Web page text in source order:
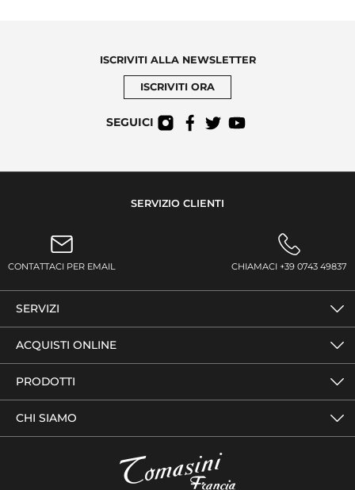
ISCRIVITI ALLA NEWSLETTER
ISCRIVITI ORA
SEGUICI
SERVIZIO CLIENTI
CONTATTACI PER EMAIL CHIAMACI +39 0743 49837
SERVIZI
ACQUISTI ONLINE
PRODOTTI
CHI SIAMO